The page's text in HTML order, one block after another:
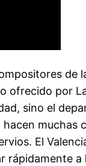
de
ofrecido por
sino el
muchas
El
rápidamente